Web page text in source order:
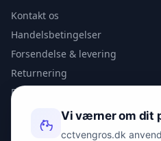
Kontakt os
Handelsbetingelser
Forsendelse & levering
Returnering
Privatlivspolitik
KONTAKT
Vi værner om dit
cctvengros.dk